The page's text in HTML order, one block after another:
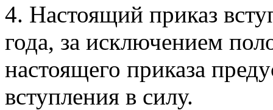
4. Настоящий приказ
года, за исключением
настоящего приказа
вступления в силу.